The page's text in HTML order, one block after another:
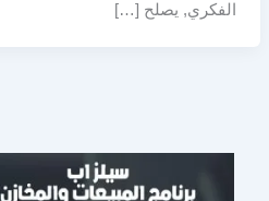
الفكري, يصلح […]